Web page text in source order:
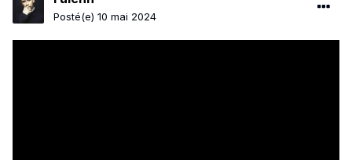
Posté(e) 10 mai 2024